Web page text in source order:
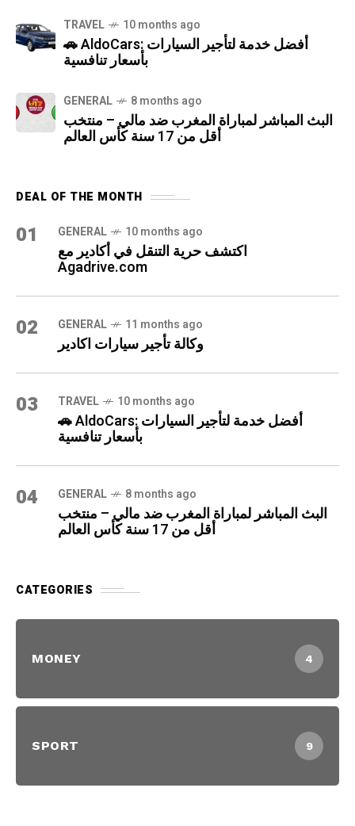
TRAVEL 10 months ago
🚗 AldoCars: أفضل خدمة لتأجير السيارات
بأسعار تنافسية
GENERAL 8 months ago
البث المباشر لمباراة المغرب ضد مالي – منتخب
أقل من 17 سنة كأس العالم
DEAL OF THE MONTH
01 GENERAL 10 months ago
اكتشف حرية التنقل في أكادير مع
Agadrive.com
02 GENERAL 11 months ago
وكالة تأجير سيارات اكادير
03 TRAVEL 10 months ago
🚗 AldoCars: أفضل خدمة لتأجير السيارات
بأسعار تنافسية
04 GENERAL 8 months ago
البث المباشر لمباراة المغرب ضد مالي – منتخب
أقل من 17 سنة كأس العالم
CATEGORIES
MONEY 4
SPORT 9